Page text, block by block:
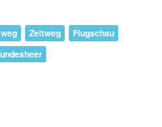
Zeltweg
Flugschau